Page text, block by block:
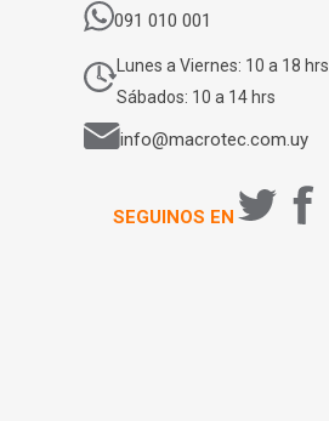
091 010 001
Lunes a Viernes: 10 a 18 hrs.
Sábados: 10 a 14 hrs
info@macrotec.com.uy
SEGUINOS EN